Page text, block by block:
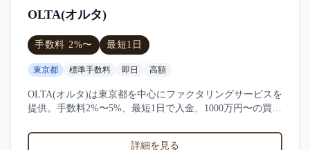
OLTA(オルタ)
手数料 2%〜 最短1日
東京都 標準手数料 即日 高額
OLTA(オルタ)は東京都を中心にファクタリングサービスを
提供。手数料2%〜5%、最短1日で入金、1000万円〜の買取
の口コミ・評判からOLTA(オルタ)の特徴を比較できます。
詳細を見る